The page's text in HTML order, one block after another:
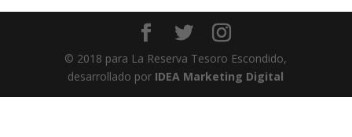
© 2018 para La Reserva Tesoro Escondido,
desarrollado por IDEA Marketing Digital